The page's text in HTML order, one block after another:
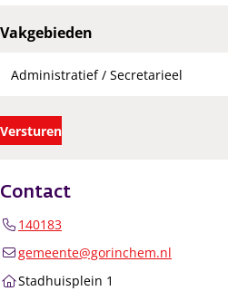
Vakgebieden
Contact
140183
gemeente@gorinchem.nl
Stadhuisplein 1